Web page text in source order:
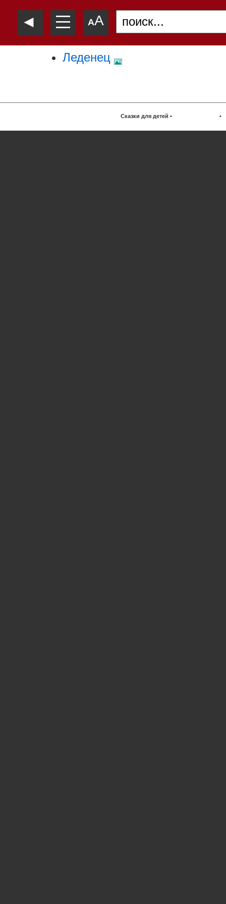
◄ —
—
— AA
Леденец
Сказки для детей • •